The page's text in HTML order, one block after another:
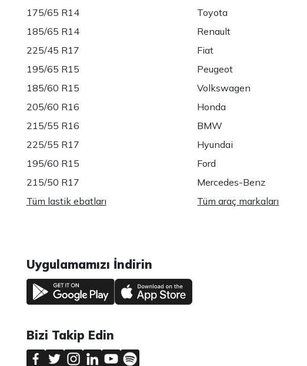
175/65 R14
185/65 R14
225/45 R17
195/65 R15
185/60 R15
205/60 R16
215/55 R16
225/55 R17
195/60 R15
215/50 R17
Tüm lastik ebatları
Toyota
Renault
Fiat
Peugeot
Volkswagen
Honda
BMW
Hyundai
Ford
Mercedes-Benz
Tüm araç markaları
Uygulamamızı İndirin
Bizi Takip Edin